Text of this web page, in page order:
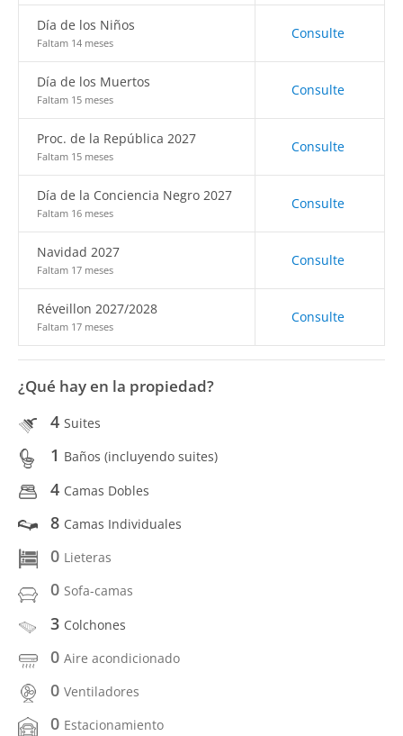
Día de los Niños
Faltam 14 meses
Consulte
Día de los Muertos
Faltam 15 meses
Consulte
Proc. de la República 2027
Faltam 15 meses
Consulte
Día de la Conciencia Negro 2027
Faltam 16 meses
Consulte
Navidad 2027
Faltam 17 meses
Consulte
Réveillon 2027/2028
Faltam 17 meses
Consulte
¿Qué hay en la propiedad?
4 Suites
1 Baños (incluyendo suites)
4 Camas Dobles
8 Camas Individuales
0 Lieteras
0 Sofa-camas
3 Colchones
0 Aire acondicionado
0 Ventiladores
0 Estacionamiento